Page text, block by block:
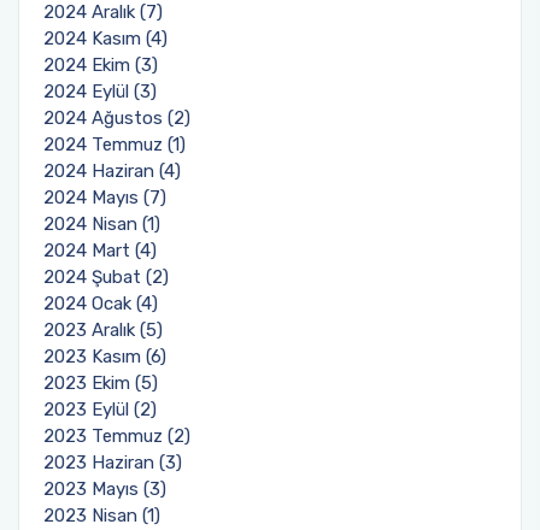
2024 Aralık (7)
2024 Kasım (4)
2024 Ekim (3)
2024 Eylül (3)
2024 Ağustos (2)
2024 Temmuz (1)
2024 Haziran (4)
2024 Mayıs (7)
2024 Nisan (1)
2024 Mart (4)
2024 Şubat (2)
2024 Ocak (4)
2023 Aralık (5)
2023 Kasım (6)
2023 Ekim (5)
2023 Eylül (2)
2023 Temmuz (2)
2023 Haziran (3)
2023 Mayıs (3)
2023 Nisan (1)